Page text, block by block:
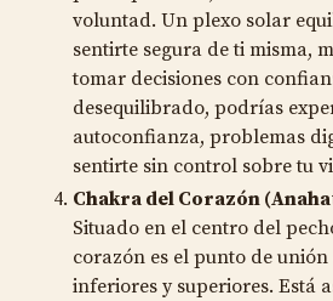
voluntad. Un plexo solar
sentirte segura de ti misma,
tomar decisiones con
desequilibrado, podrías
autoconfianza, problemas
sentirte sin control sobre tu
Chakra del Corazón
Situado en el centro del
corazón es el punto de
inferiores y superiores. Está